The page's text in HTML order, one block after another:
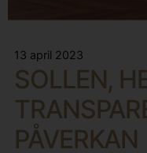
13 april 2023
SOLLEN,
PÅVERKAN